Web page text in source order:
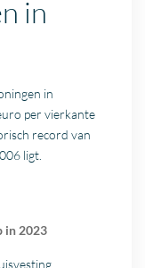
in
in
per vierkante
record van
ligt.
in 2023